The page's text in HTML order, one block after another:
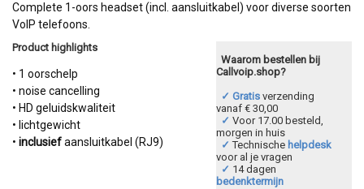
Complete 1-oors headset (incl. aansluitkabel) voor diverse soorten
VoIP telefoons.
Product highlights
• 1 oorschelp
• noise cancelling
• HD geluidskwaliteit
• lichtgewicht
• inclusiefaansluitkabel (RJ9)
Waarom bestellen bij
Callvoip.shop?
✓ Gratisverzending
vanaf € 30,00
✓ Voor 17.00 besteld,
morgen in huis
✓ Technische helpdesk
voor al je vragen
✓ 14 dagen
bedenktermijn